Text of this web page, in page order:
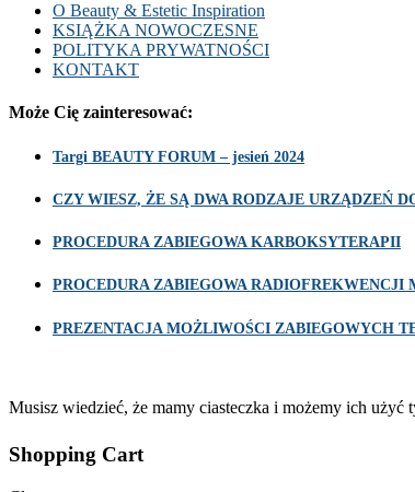
O Beauty & Estetic Inspiration
KSIĄŻKA NOWOCZESNE
POLITYKA PRYWATNOŚCI
KONTAKT
Może Cię zainteresować:
Targi BEAUTY FORUM – jesień 2024
CZY WIESZ, ŻE SĄ DWA RODZAJE URZĄDZEŃ
PROCEDURA ZABIEGOWA KARBOKSYTERAPII
PROCEDURA ZABIEGOWA
PREZENTACJA MOŻLIWOŚCI ZABIEGOWYCH
Musisz wiedzieć, że mamy ciasteczka i możemy ich
Shopping Cart